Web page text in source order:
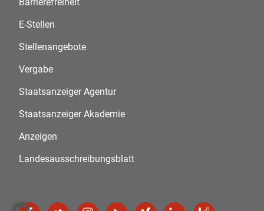
E-Stellen
Stellenangebote
Vergabe
Staatsanzeiger Agentur
Staatsanzeiger Akademie
Anzeigen
Landesausschreibungsblatt